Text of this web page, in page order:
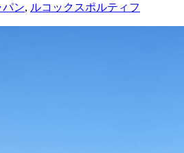
パン, ルコックスポルティフ